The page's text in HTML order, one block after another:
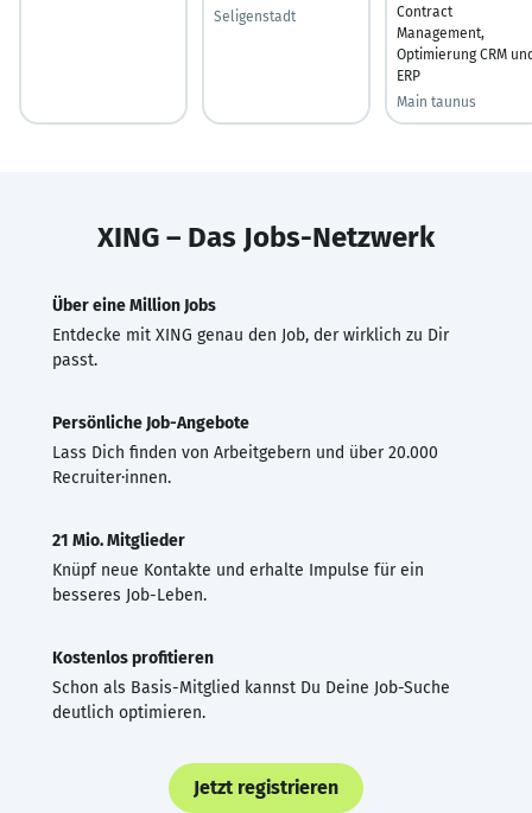
Seligenstadt
Contract
Management,
Optimierung CRM
ERP
Main taunus
XING – Das Jobs-Netzwerk
Über eine Million Jobs
Entdecke mit XING genau den Job, der wirklich zu Dir
passt.
Persönliche Job-Angebote
Lass Dich finden von Arbeitgebern und über 20.000
Recruiter·innen.
21 Mio. Mitglieder
Knüpf neue Kontakte und erhalte Impulse für ein
besseres Job-Leben.
Kostenlos profitieren
Schon als Basis-Mitglied kannst Du Deine Job-Suche
deutlich optimieren.
Jetzt registrieren